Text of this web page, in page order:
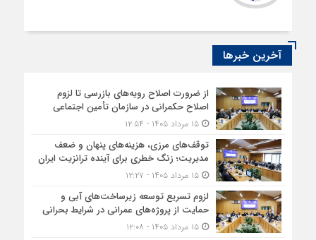
آخرین خبرها
از ضرورت اصلاح رویه‌های بازرسی تا لزوم
اصلاح حکمرانی در سازمان تأمین اجتماعی
۱۵ مرداد ۱۴۰۵ - ۱۲:۵۴
توقف‌های مرزی، هزینه‌های پنهان و ضعف
مدیریت؛ زنگ خطری برای آینده ترانزیت ایران
۱۵ مرداد ۱۴۰۵ - ۱۲:۲۷
لزوم تسریع توسعه زیرساخت‌های آبی و
حمایت از پروژه‌های عمرانی در شرایط بحرانی
۱۵ مرداد ۱۴۰۵ - ۱۲:۰۸